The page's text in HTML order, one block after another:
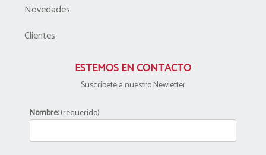
Novedades
Clientes
ESTEMOS EN CONTACTO
Suscríbete a nuestro Newletter
Nombre:(requerido)